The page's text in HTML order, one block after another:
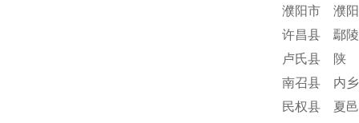
濮阳市 濮
许昌县 鄢
卢氏县 陕
南召县 内
民权县 夏